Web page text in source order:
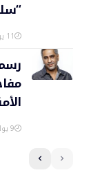
11 يوليو، 2026
9 يوليو، 2026